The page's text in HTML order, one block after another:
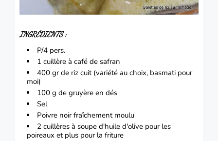
INGRÉDIENTS :
P/4 pers.
1 cuillère à café de safran
400 gr de riz cuit (variété au choix, basmati pour
moi)
100 g de gruyère en dés
Sel
Poivre noir fraîchement moulu
2 cuillères à soupe d'huile d'olive pour les
poireaux et plus pour la friture